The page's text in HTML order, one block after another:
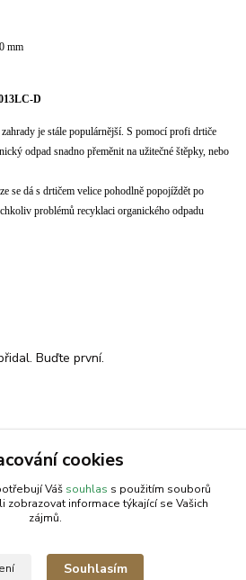
mm
D
zahrady je stále populárnější. S pomocí profi drtiče
odpad snadno přeměnit na užitečné štěpky, nebo
se dá s drtičem velice pohodlně popojíždět po
problémů recyklaci organického odpadu
Buďte první.
cookies
Váš souhlas s použitím souborů
zobrazovat informace týkající se Vašich
zájmů.
Souhlasím